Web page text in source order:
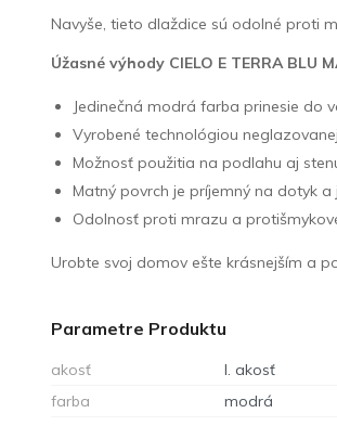
Navyše, tieto dlaždice sú odolné proti
Úžasné výhody CIELO E TERRA BLU
Jedinečná modrá farba prinesie do
Vyrobené technológiou
Možnosť použitia na podlahu aj
Matný povrch je príjemný na dotyk a
Odolnosť proti mrazu a
Urobte svoj domov ešte krásnejším a
Parametre Produktu
akosť I. akosť
farba
modrá